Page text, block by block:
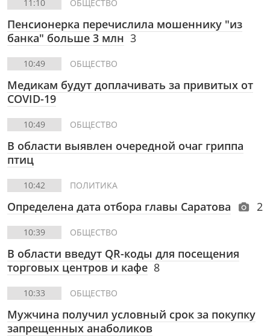
11:10 ОБЩЕСТВО
Пенсионерка перечислила мошеннику "из
банка" больше 3 млн 3
10:49 ОБЩЕСТВО
Медикам будут доплачивать за привитых от
COVID-19
10:49 ОБЩЕСТВО
В области выявлен очередной очаг гриппа
птиц
10:42 ПОЛИТИКА
Определена дата отбора главы Саратова 2
10:39 ОБЩЕСТВО
В области введут QR-коды для посещения
торговых центров и кафе 8
10:33 ОБЩЕСТВО
Мужчина получил условный срок за покупку
запрещенных анаболиков